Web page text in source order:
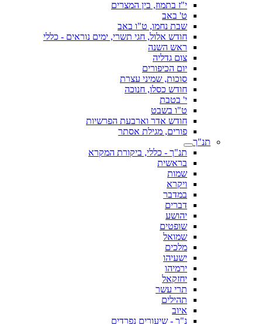
י"ז בתמוז, בין המצרים
ט' באב
שבת נחמו, ט"ו באב
חודש אלול, חגי תשרי, ימים נוראים - כללי
ראש השנה
צום גדליה
יום הכיפורים
סוכות, שמיני עצרת
חודש כסלו, חנוכה
י' בטבת
ט"ו בשבט
חודש אדר וארבעת הפרשיות
פורים, מגילת אסתר
תנ"ך
תנ"ך - כללי, ביקורת המקרא
בראשית
שמות
ויקרא
במדבר
דברים
יהושע
שופטים
שמואל
מלכים
ישעיהו
ירמיהו
יחזקאל
תרי עשר
תהילים
איוב
נ"ך - שיעורים נפרדים